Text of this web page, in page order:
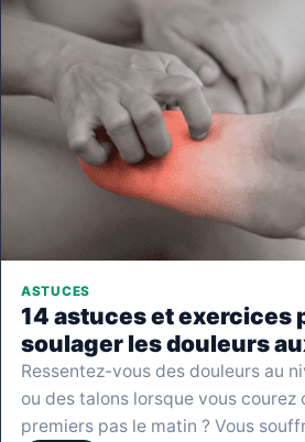
ASTUCES
14 astuces et exercices
soulager les douleurs
Ressentez-vous des douleurs au
ou des talons lorsque vous courez
premiers pas le matin ? Vous